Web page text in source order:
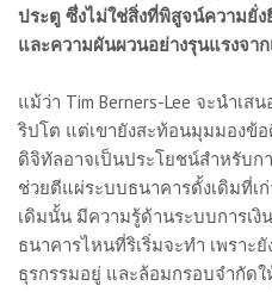
ประตู ซึ่งไม่ใช่สิ่งที่พิสูจน์ความยั่
และความผันผวนอย่างรุนแรงจาก
แม้ว่า Tim Berners-Lee จะนำเ
ริปโต แต่เขายังสะท้อนมุมมองข้อ
ดิจิทัลอาจเป็นประโยชน์สำหรับก
ช่วยตีแผ่ระบบธนาคารดั้งเดิมที่เ
เดิมนั้น มีความรู้ด้านระบบการเ
ธนาคารไหนที่ริเริ่มจะทำ เพราะ
ธุรกรรมอยู่ และล้อมกรอบจำกัด